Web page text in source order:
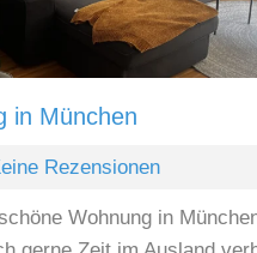
in München
Rezensionen
Wohnung in